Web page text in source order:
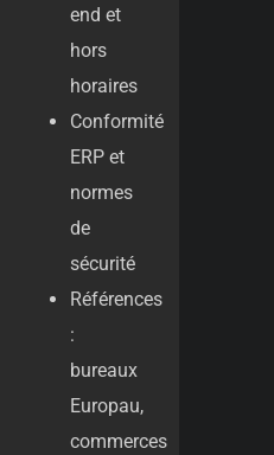
end et
hors
horaires
Conformité
ERP et
normes
de
sécurité
Références
:
bureaux
Europau,
commerces